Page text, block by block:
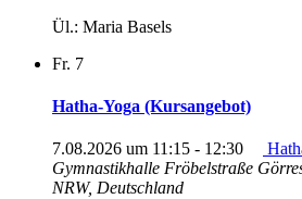
Ül.: Maria Basels
Fr. 7
Hatha-Yoga (Kursangebot)
7.08.2026 um 11:15 - 12:30
Gymnastikhalle Fröbelstraße
NRW, Deutschland